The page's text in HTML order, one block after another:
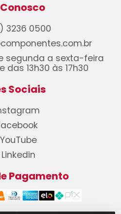
3236 0500
segunda a sexta-feira
das 13h30 às 17h30
Sociais
YouTube
Linkedin
Pagamento